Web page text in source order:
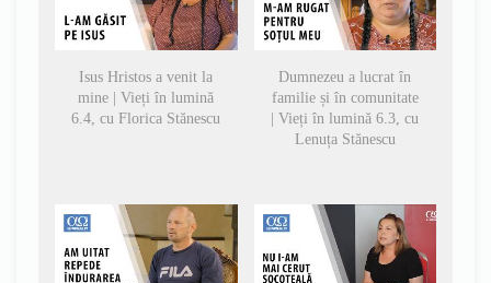
Isus Hristos a venit la
mine | Vieți în lumină
6.4, cu Florica Stănescu
Dumnezeu a lucrat în
familie și în comunitate
| Vieți în lumină 6.3, cu
Lenuța Stănescu